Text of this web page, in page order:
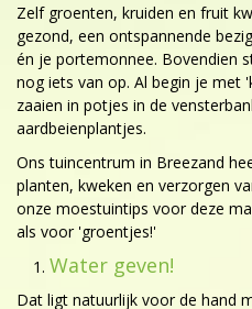
Zelf groenten, kruiden en fruit
gezond, een ontspannende
én je portemonnee. Bovendien
nog iets van op. Al begin je met
zaaien in potjes in de
aardbeienplantjes.
Ons tuincentrum in Breezand
planten, kweken en verzorgen
onze moestuintips voor deze
als voor 'groentjes!'
Water geven!
Dat ligt natuurlijk voor de hand